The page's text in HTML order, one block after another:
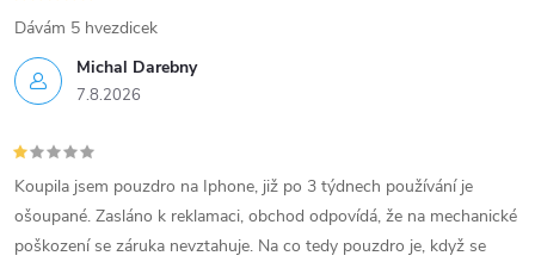
Michal Darebny
7.8.2026
Dávám 5 hvezdicek
Koupila jsem pouzdro na Iphone, již po 3 týdnech používání je
ošoupané. Zasláno k reklamaci, obchod odpovídá, že na mechanické
poškození se záruka nevztahuje. Na co tedy pouzdro je, když se